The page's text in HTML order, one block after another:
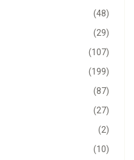
(48)
(29)
(107)
(199)
(87)
(27)
(2)
(10)